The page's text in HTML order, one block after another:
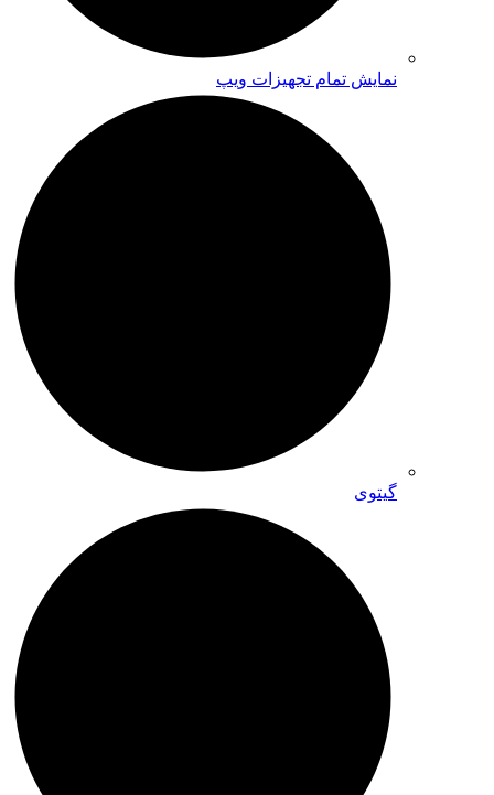
نمایش تمام تجهیزات ویپ
گیتوی